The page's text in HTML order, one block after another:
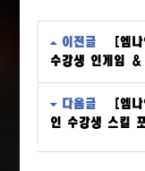
이전글
[엠
수강생 인게임 &
다음글
[엠
인 수강생 스킬